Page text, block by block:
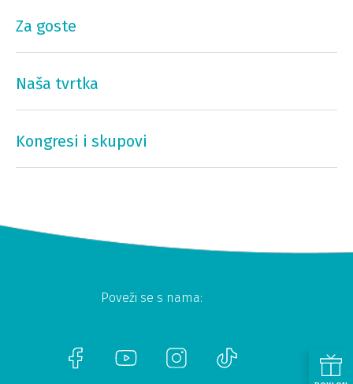
Za goste
Naša tvrtka
Kongresi i skupovi
Poveži se s nama: